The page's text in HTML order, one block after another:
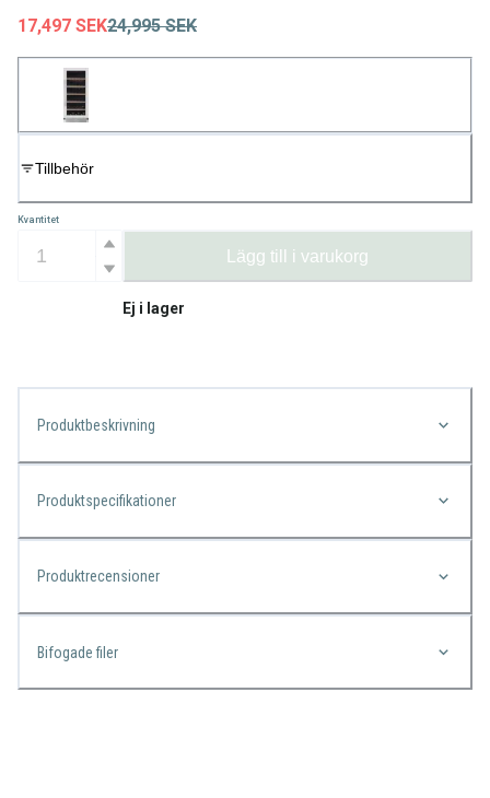
17,497 SEK24,995 SEK
Tillbehör
Kvantitet
Lägg till i varukorg
Ej i lager
Produktbeskrivning
Produktspecifikationer
Produktrecensioner
Bifogade filer